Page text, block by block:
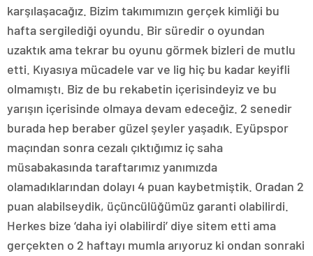
karşılaşacağız. Bizim takımımızın gerçek kimliği bu
hafta sergilediği oyundu. Bir süredir o oyundan
uzaktık ama tekrar bu oyunu görmek bizleri de mutlu
etti. Kıyasıya mücadele var ve lig hiç bu kadar keyifli
olmamıştı. Biz de bu rekabetin içerisindeyiz ve bu
yarışın içerisinde olmaya devam edeceğiz. 2 senedir
burada hep beraber güzel şeyler yaşadık. Eyüpspor
maçından sonra cezalı çıktığımız iç saha
müsabakasında taraftarımız yanımızda
olamadıklarından dolayı 4 puan kaybetmiştik. Oradan 2
puan alabilseydik, üçüncülüğümüz garanti olabilirdi.
Herkes bize ‘daha iyi olabilirdi’ diye sitem etti ama
gerçekten o 2 haftayı mumla arıyoruz ki ondan sonraki